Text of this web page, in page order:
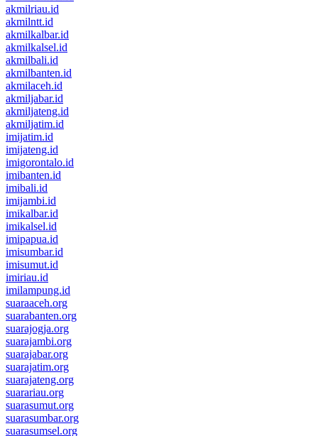
akmilriau.id
akmilntt.id
akmilkalbar.id
akmilkalsel.id
akmilbali.id
akmilbanten.id
akmilaceh.id
akmiljabar.id
akmiljateng.id
akmiljatim.id
imijatim.id
imijateng.id
imigorontalo.id
imibanten.id
imibali.id
imijambi.id
imikalbar.id
imikalsel.id
imipapua.id
imisumbar.id
imisumut.id
imiriau.id
imilampung.id
suaraaceh.org
suarabanten.org
suarajogja.org
suarajambi.org
suarajabar.org
suarajatim.org
suarajateng.org
suarariau.org
suarasumut.org
suarasumbar.org
suarasumsel.org